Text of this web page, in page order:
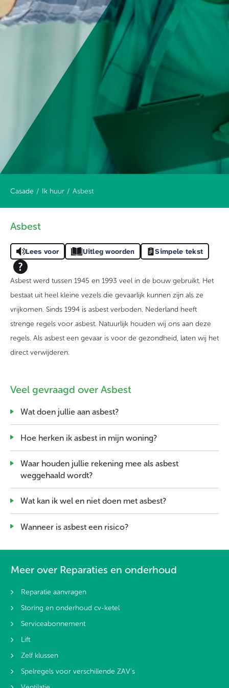
Casade Ik huur Asbest
Asbest
Lees voor Uitleg woorden Simpele tekst
Asbest werd tussen 1945 en 1993 veel in de bouw gebruikt. Het
bestaat uit heel kleine vezels die gevaarlijk kunnen zijn als ze
vrijkomen. Sinds 1994 is asbest verboden. Nederland heeft
strenge regels voor asbest. Natuurlijk houden wij ons aan deze
regels. Als asbest een gevaar is voor de gezondheid, laten wij het
direct verwijderen.
Veel gevraagd over Asbest
Wat doen jullie aan asbest?
Hoe herken ik asbest in mijn woning?
Waar houden jullie rekening mee als asbest
weggehaald wordt?
Wat kan ik wel en niet doen met asbest?
Wanneer is asbest een risico?
Meer over Reparaties en onderhoud
Reparatie aanvragen
Storing en onderhoud cv-ketel
Serviceabonnement
Lift
Zelf klussen
Spelregels voor verschillende ZAV's